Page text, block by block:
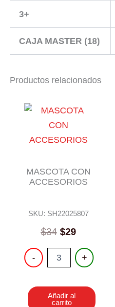
3+
CAJA MASTER (18)
Productos relacionados
MASCOTA CON
ACCESORIOS
SKU: SH22025807
$34 $29
-
MASCOTA
CON
+
Añadir al
carrito